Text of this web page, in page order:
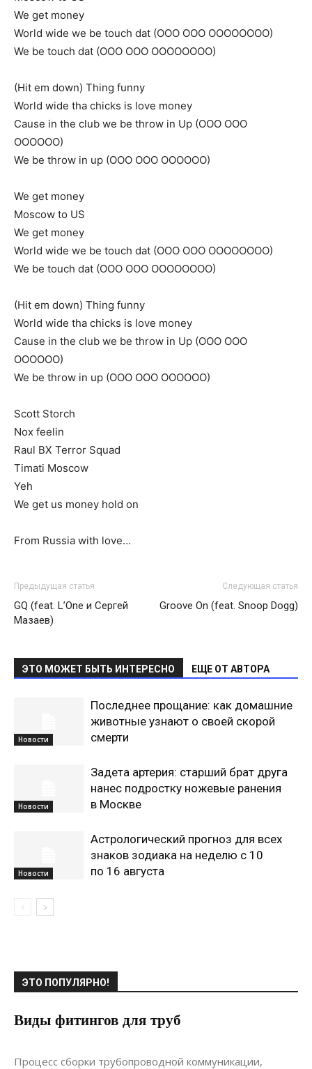
We get money
World wide we be touch dat (OOO OOO OOOOOOOO)
We be touch dat (OOO OOO OOOOOOOO)
(Hit em down) Thing funny
World wide tha chicks is love money
Cause in the club we be throw in Up (OOO OOO
OOOOOO)
We be throw in up (OOO OOO OOOOOO)
We get money
Moscow to US
We get money
World wide we be touch dat (OOO OOO OOOOOOOO)
We be touch dat (OOO OOO OOOOOOOO)
(Hit em down) Thing funny
World wide tha chicks is love money
Cause in the club we be throw in Up (OOO OOO
OOOOOO)
We be throw in up (OOO OOO OOOOOO)
Scott Storch
Nox feelin
Raul BX Terror Squad
Timati Moscow
Yeh
We get us money hold on
From Russia with love…
Предыдущая статья
GQ (feat. L’One и Сергей
Мазаев)
Следующая статья
Groove On (feat. Snoop Dogg)
ЭТО МОЖЕТ БЫТЬ ИНТЕРЕСНО ЕЩЕ ОТ АВТОРА
Новости
Последнее прощание: как домашние
животные узнают о своей скорой
смерти
Новости
Задета артерия: старший брат друга
нанес подростку ножевые ранения
в Москве
Новости
Астрологический прогноз для всех
знаков зодиака на неделю с 10
по 16 августа
ЭТО ПОПУЛЯРНО!
Виды фитингов для труб
30.11.2020
Процесс сборки трубопроводной коммуникации,